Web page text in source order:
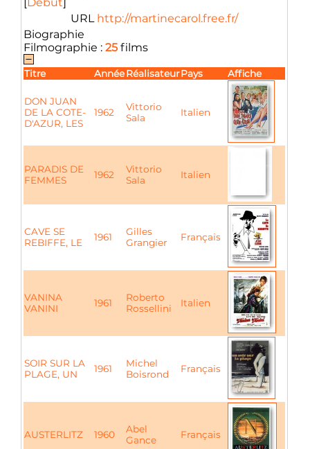
URL http://martinecarol.free.fr/
Biographie
Filmographie : 25 films
Titre AnnéeRéalisateurPays Affiche
DON JUAN
DE LA COTE-
D'AZUR, LES
1962
Vittorio
Sala
Italien
PARADIS DE
FEMMES
1962
Vittorio
Sala
Italien
CAVE SE
REBIFFE, LE
1961
Gilles
Grangier
Français
VANINA
VANINI
1961
Roberto
Rossellini
Italien
SOIR SUR LA
PLAGE, UN
1961
Michel
Boisrond
Français
AUSTERLITZ 1960
Abel
Gance
Français